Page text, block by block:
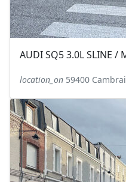
location_on 59400 Cambrai